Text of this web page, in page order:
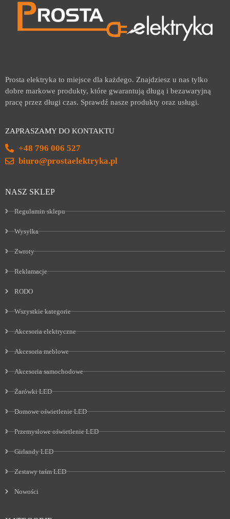
Prosta elektryka to miejsce dla każdego. Znajdziesz u nas tylko
dobre markowe produkty, które gwarantują długą i bezawaryjną
pracę przez długi czas. Sprawdź nasze produkty oraz usługi.
ZAPRASZAMY DO KONTAKTU
+48 796 006 527
biuro@prostaelektryka.pl
NASZ SKLEP
Regulamin sklepu
Wysyłka
Zwroty
Reklamacje
RODO
Wszystkie kategorie
Akcesoria elektryczne
Akcesoria meblowe
Akcesoria samochodowe
Żarówki LED
Domowe oświetlenie LED
Przemysłowe oświetlenie LED
Girlandy LED
Zestawy taśm LED
Nowości